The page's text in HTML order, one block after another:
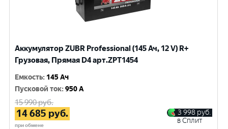
Аккумулятор ZUBR Professional (145 Ач, 12 V) R+
Грузовая, Прямая D4 арт.ZPT1454
Емкость: 145 Ач
Пусковой ток:950 A
15 990руб.
14 685 руб.
при обмене
3 998 руб.
в Сплит